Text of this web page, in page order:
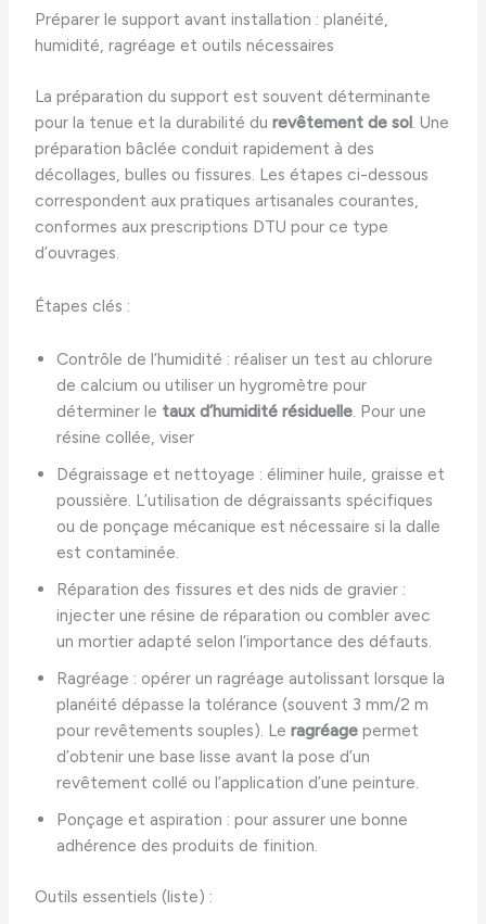
Préparer le support avant installation : planéité,
humidité, ragréage et outils nécessaires
La préparation du support est souvent déterminante
pour la tenue et la durabilité durevêtement de sol. Une
préparation bâclée conduit rapidement à des
décollages, bulles ou fissures. Les étapes ci-dessous
correspondent aux pratiques artisanales courantes,
conformes aux prescriptions DTU pour ce type
d’ouvrages.
Étapes clés :
Contrôle de l’humidité : réaliser un test au chlorure
de calcium ou utiliser un hygromètre pour
déterminer le taux d’humidité résiduelle. Pour une
résine collée, viser
Dégraissage et nettoyage : éliminer huile, graisse et
poussière. L’utilisation de dégraissants spécifiques
ou de ponçage mécanique est nécessaire si la dalle
est contaminée.
Réparation des fissures et des nids de gravier :
injecter une résine de réparation ou combler avec
un mortier adapté selon l’importance des défauts.
Ragréage : opérer un ragréage autolissant lorsque la
planéité dépasse la tolérance (souvent 3 mm/2 m
pour revêtements souples). Leragréage permet
d’obtenir une base lisse avant la pose d’un
revêtement collé ou l’application d’une peinture.
Ponçage et aspiration : pour assurer une bonne
adhérence des produits de finition.
Outils essentiels (liste) :